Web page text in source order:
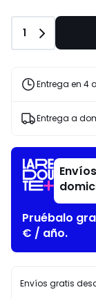
en
lugar
25%
aplicado.
Cantidad
1
Entrega en 4
Entrega a
Pruébalo
€ / año.
Envíos gratis